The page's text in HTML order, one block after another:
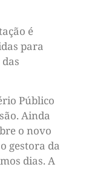
é
para
Público
Ainda
o novo
gestora da
dias. A